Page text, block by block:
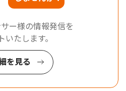
ー様の情報発信を
いたします。
を見る